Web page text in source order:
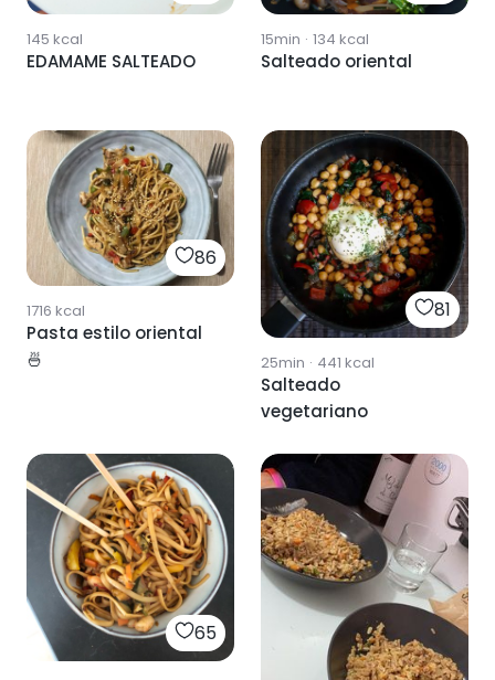
145 kcal
EDAMAME SALTEADO
15min · 134 kcal
Salteado oriental
86
1716 kcal
Pasta estilo oriental
🍜
81
25min · 441 kcal
Salteado
vegetariano
65